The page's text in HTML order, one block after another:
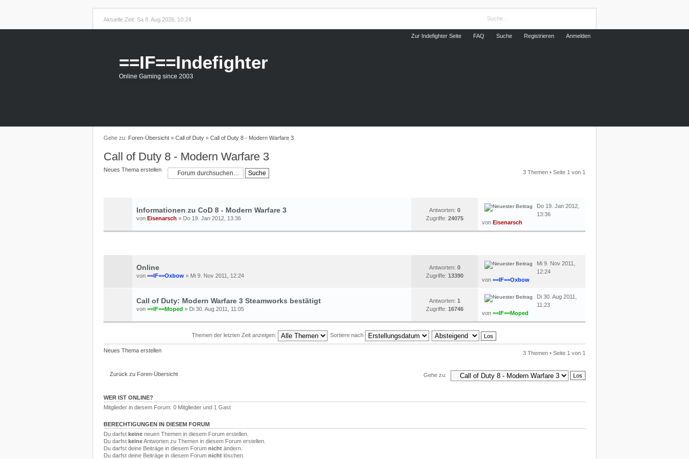
Aktuelle Zeit: Sa 8. Aug 2026, 10:24
Zur Indefighter Seite FAQ Suche Registrieren Anmelden
==IF==Indefighter
Online Gaming since 2003
Gehe zu: Foren-Übersicht » Call of Duty » Call of Duty 8 - Modern Warfare 3
Call of Duty 8 - Modern Warfare 3
Neues Thema erstellen 3 Themen • Seite 1 von 1
Informationen zu CoD 8 - Modern Warfare 3
von Eisenarsch » Do 19. Jan 2012, 13:36
Antworten: 0
Zugriffe: 24075
Do 19. Jan 2012,
13:36
von Eisenarsch
Online
von ==IF==Oxbow » Mi 9. Nov 2011, 12:24
Antworten: 0
Zugriffe: 13390
Mi 9. Nov 2011,
12:24
von ==IF==Oxbow
Call of Duty: Modern Warfare 3 Steamworks bestätigt
von ==IF==Moped » Di 30. Aug 2011, 11:05
Antworten: 1
Zugriffe: 16746
Di 30. Aug 2011,
11:23
von ==IF==Moped
Themen der letzten Zeit anzeigen: Sortiere nach
Neues Thema erstellen 3 Themen • Seite 1 von 1
Zurück zu Foren-Übersicht Gehe zu:
WER IST ONLINE?
Mitglieder in diesem Forum: 0 Mitglieder und 1 Gast
BERECHTIGUNGEN IN DIESEM FORUM
Du darfst keine neuen Themen in diesem Forum erstellen.
Du darfst keineAntworten zu Themen in diesem Forum erstellen.
Du darfst deine Beiträge in diesem Forum nicht ändern.
Du darfst deine Beiträge in diesem Forum nicht löschen.